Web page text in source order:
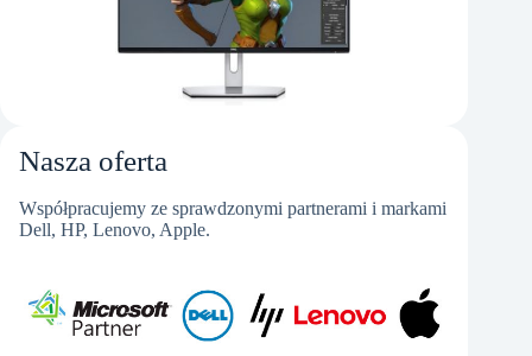
Nasza oferta
Współpracujemy ze sprawdzonymi partnerami i markami
Dell, HP, Lenovo, Apple.